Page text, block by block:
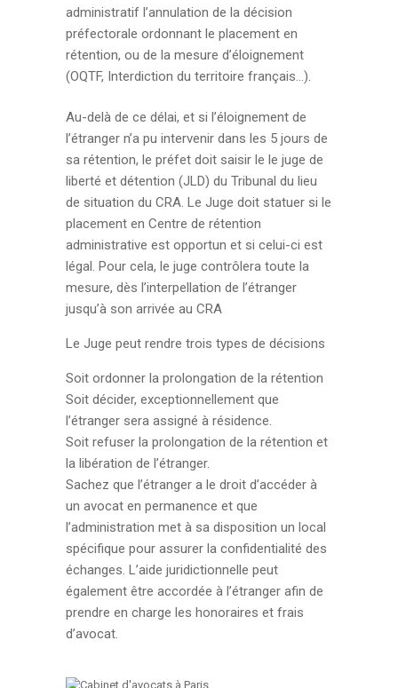
administratif l’annulation de la décision
préfectorale ordonnant le placement en
rétention, ou de la mesure d’éloignement
(OQTF, Interdiction du territoire français…).
Au-delà de ce délai, et si l’éloignement de
l’étranger n’a pu intervenir dans les 5 jours de
sa rétention, le préfet doit saisir le le juge de
liberté et détention (JLD) du Tribunal du lieu
de situation du CRA. Le Juge doit statuer si le
placement en Centre de rétention
administrative est opportun et si celui-ci est
légal. Pour cela, le juge contrôlera toute la
mesure, dès l’interpellation de l’étranger
jusqu’à son arrivée au CRA
Le Juge peut rendre trois types de décisions
Soit ordonner la prolongation de la rétention
Soit décider, exceptionnellement que
l’étranger sera assigné à résidence.
Soit refuser la prolongation de la rétention et
la libération de l’étranger.
Sachez que l’étranger a le droit d’accéder à
un avocat en permanence et que
l’administration met à sa disposition un local
spécifique pour assurer la confidentialité des
échanges. L’aide juridictionnelle peut
également être accordée à l’étranger afin de
prendre en charge les honoraires et frais
d’avocat.